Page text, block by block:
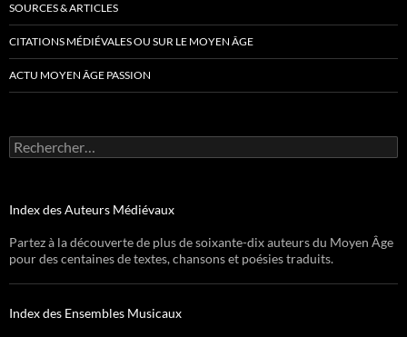
SOURCES & ARTICLES
CITATIONS MÉDIÉVALES OU SUR LE MOYEN ÂGE
ACTU MOYEN ÂGE PASSION
Rechercher :
Index des Auteurs Médiévaux
Partez à la découverte de plus de soixante-dix auteurs du Moyen Âge
pour des centaines de textes, chansons et poésies traduits.
Index des Ensembles Musicaux